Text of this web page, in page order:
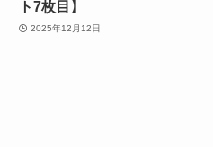
ト7枚目】
2025年12月12日